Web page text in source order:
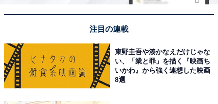
A post shared by 【公式】大河ドラマ「光る君へ」
1位にランクインしたのは、63作目となるNHK大河ドラ
マ『光る君へ』です。「源氏物語」を生み出した紫式部
の人生を描く物語で、吉高由里子さんが主演を務めてい
ます。
注目の連載
東野圭吾や湊かなえだけじゃな
い、「業と罪」を描く『映画ち
いかわ』から強く連想した映画
8選